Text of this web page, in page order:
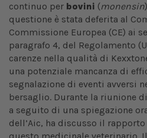
continuo per bovini (monensin
questione è stata deferita al
Commissione Europea (CE) ai
paragrafo 4, del Regolamento
carenze nella qualità di
una potenziale mancanza di
segnalazione di eventi avversi
bersaglio. Durante la riunione
a seguito di una spiegazione
dell’Aic, ha discusso il